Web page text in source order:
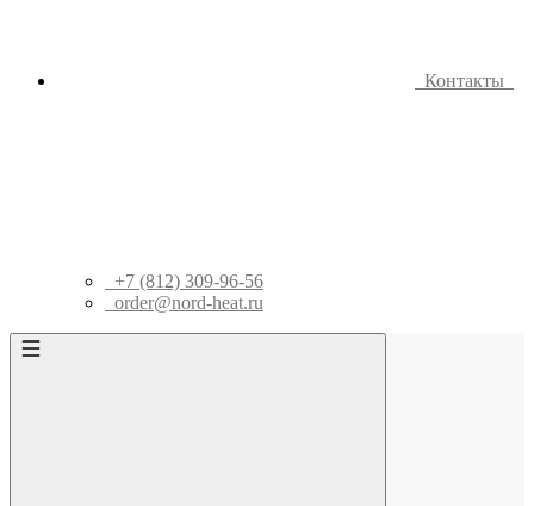
Контакты
+7 (812) 309-96-56
order@nord-heat.ru